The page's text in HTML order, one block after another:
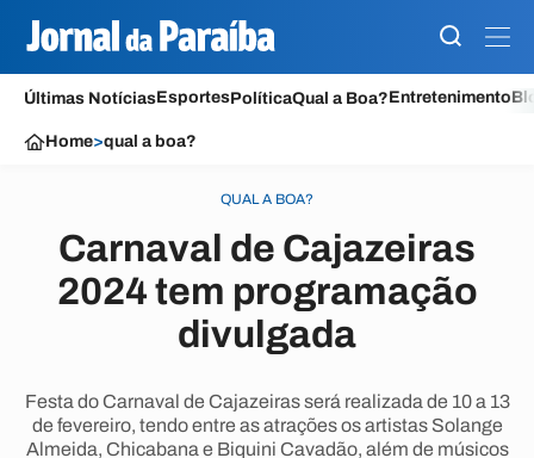
Últimas NotíciasEsportesPolíticaQual a Boa?Entretenimento
Home>qual a boa?
QUAL A BOA?
Carnaval de Cajazeiras
2024 tem programação
divulgada
Festa do Carnaval de Cajazeiras será realizada de 10 a 13
de fevereiro, tendo entre as atrações os artistas Solange
Almeida, Chicabana e Biquini Cavadão, além de músicos